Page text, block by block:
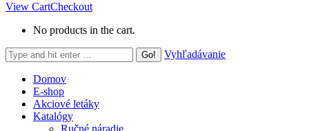
View CartCheckout
No products in the cart.
Search:
Vyhľadávanie
Domov
E-shop
Akciové letáky
Katalógy
Ručné náradie